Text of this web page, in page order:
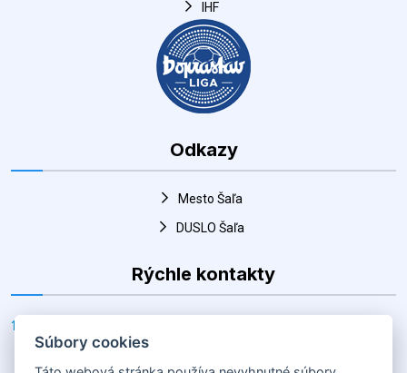
IHF
Odkazy
Mesto Šaľa
DUSLO Šaľa
Rýchle kontakty
Horná 30, Šaľa 927 01, Slovenská republika
Súbory cookies